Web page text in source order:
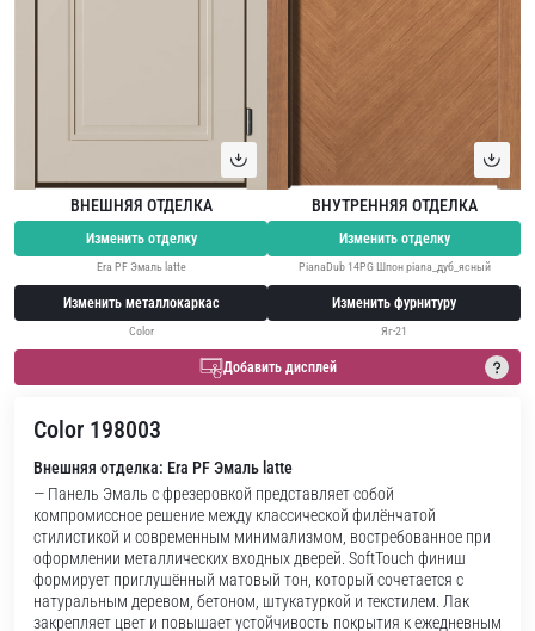
ВНЕШНЯЯ ОТДЕЛКА
Изменить отделку
Era PF Эмаль latte
Изменить металлокаркас
Color
ВНУТРЕННЯЯ ОТДЕЛКА
Изменить отделку
PianaDub 14PG Шпон piana_дуб_ясный
Изменить фурнитуру
Яг-21
Добавить дисплей
Color 198003
Внешняя отделка: Era PF Эмаль latte
— Панель Эмаль с фрезеровкой представляет собой
компромиссное решение между классической филёнчатой
стилистикой и современным минимализмом, востребованное при
оформлении металлических входных дверей. SoftTouch финиш
формирует приглушённый матовый тон, который сочетается с
натуральным деревом, бетоном, штукатуркой и текстилем. Лак
закрепляет цвет и повышает устойчивость покрытия к ежедневным